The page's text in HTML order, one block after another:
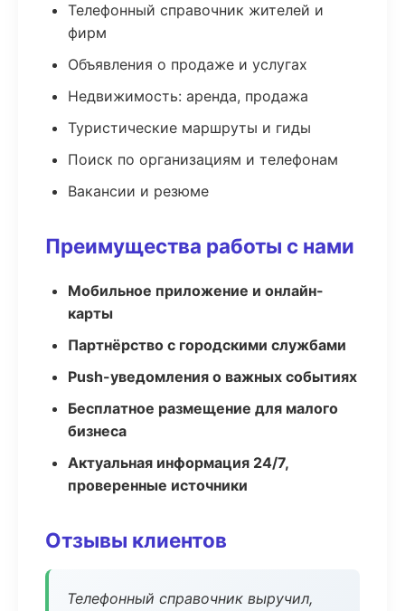
Телефонный справочник жителей и
фирм
Объявления о продаже и услугах
Недвижимость: аренда, продажа
Туристические маршруты и гиды
Поиск по организациям и телефонам
Вакансии и резюме
Преимущества работы с нами
Мобильное приложение и онлайн-
карты
Партнёрство с городскими службами
Push-уведомления о важных событиях
Бесплатное размещение для малого
бизнеса
Актуальная информация 24/7,
проверенные источники
Отзывы клиентов
Телефонный справочник выручил,